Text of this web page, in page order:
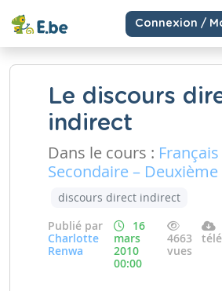
Connexion /
Le discours
indirect
Dans le cours : Français
Secondaire –
discours direct indirect
Publié par
Charlotte
Renwa
16
mars
2010
00:00
4663
vues